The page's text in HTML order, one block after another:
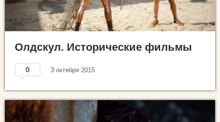
Олдскул. Исторические фильмы
0 3 октября 2015